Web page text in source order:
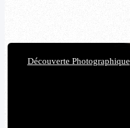
Découverte Photographique